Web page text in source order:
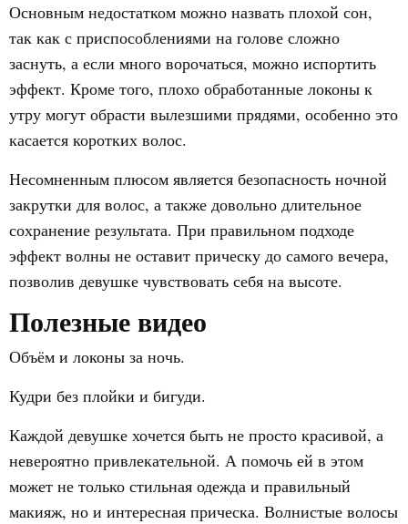
Основным недостатком можно назвать плохой сон,
так как с приспособлениями на голове сложно
заснуть, а если много ворочаться, можно испортить
эффект. Кроме того, плохо обработанные локоны к
утру могут обрасти вылезшими прядями, особенно это
касается коротких волос.
Несомненным плюсом является безопасность ночной
закрутки для волос, а также довольно длительное
сохранение результата. При правильном подходе
эффект волны не оставит прическу до самого вечера,
позволив девушке чувствовать себя на высоте.
Полезные видео
Объём и локоны за ночь.
Кудри без плойки и бигуди.
Каждой девушке хочется быть не просто красивой, а
невероятно привлекательной. А помочь ей в этом
может не только стильная одежда и правильный
макияж, но и интересная прическа. Волнистые волосы